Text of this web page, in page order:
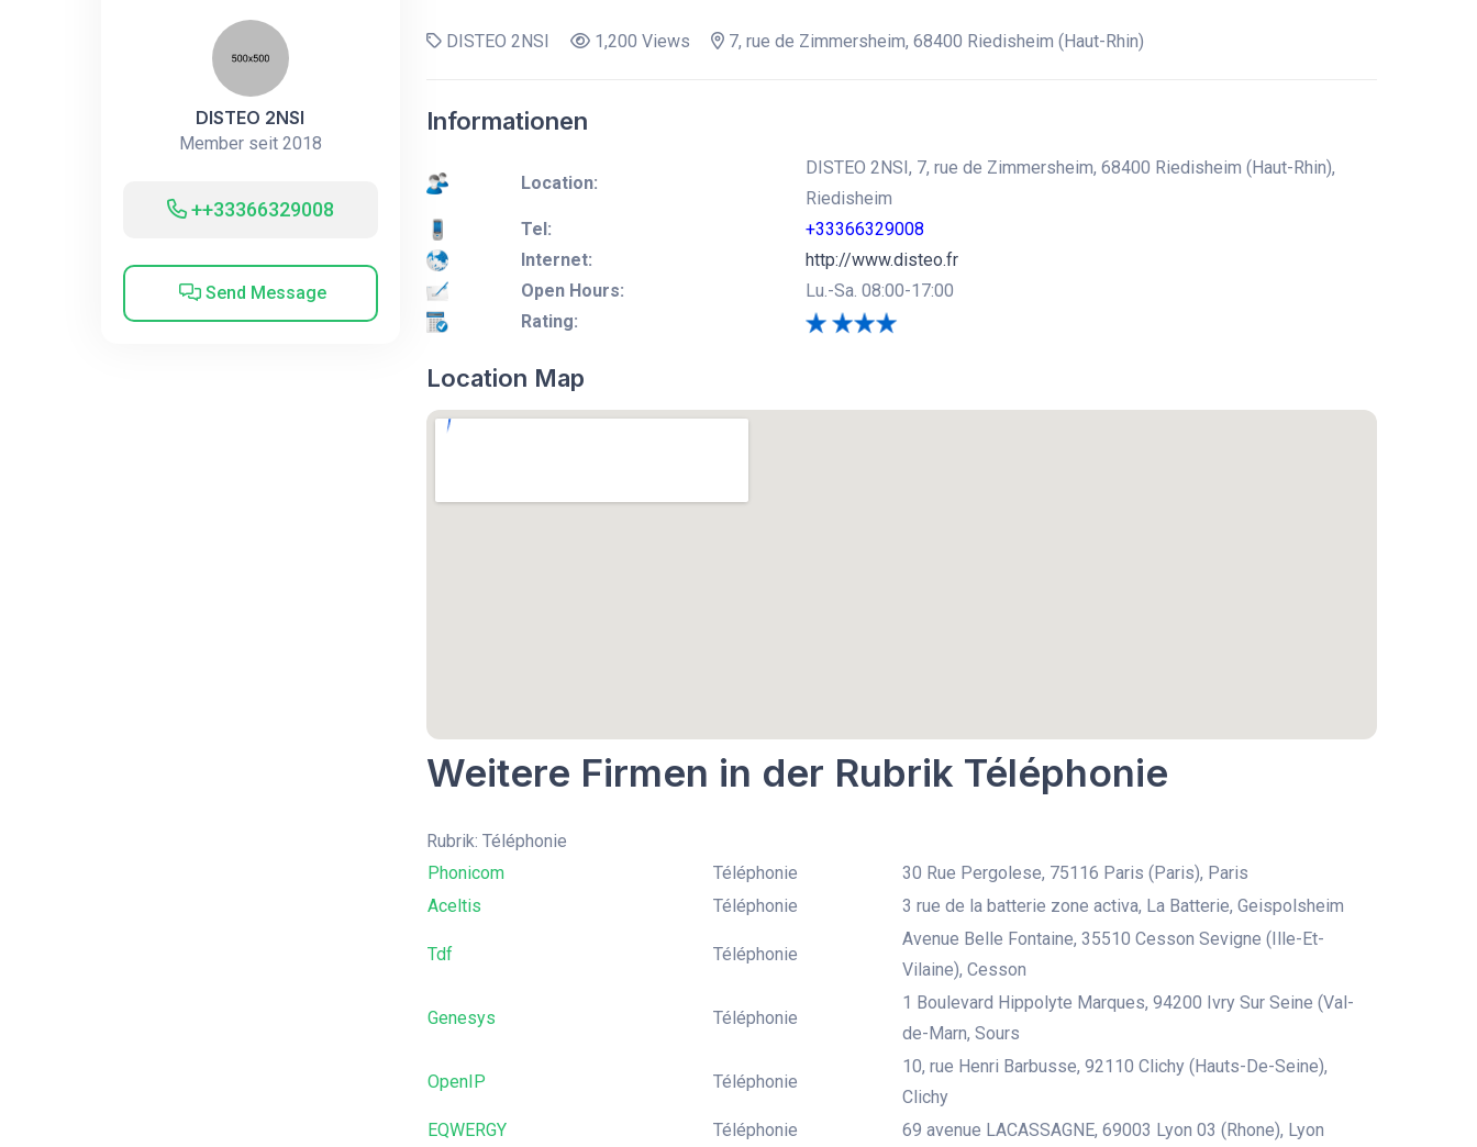
DISTEO 2NSI
Member seit 2018
++33366329008
Send Message
DISTEO 2NSI 1,200 Views 7, rue de Zimmersheim, 68400 Riedisheim (Haut-Rhin)
Informationen
Location:
DISTEO 2NSI, 7, rue de Zimmersheim, 68400 Riedisheim (Haut-Rhin),
Riedisheim
Tel:
+33366329008
Internet:
http://www.disteo.fr
Open Hours:
Lu.-Sa. 08:00-17:00
Rating:
Location Map
Weitere Firmen in der Rubrik Téléphonie
Rubrik: Téléphonie
Phonicom
Téléphonie
30 Rue Pergolese, 75116 Paris (Paris), Paris
Aceltis
Téléphonie 3 rue de la batterie zone activa, La Batterie, Geispolsheim
Tdf Téléphonie
Avenue Belle Fontaine, 35510 Cesson Sevigne (Ille-Et-
Vilaine), Cesson
Genesys Téléphonie
1 Boulevard Hippolyte Marques, 94200 Ivry Sur Seine (Val-
de-Marn, Sours
OpenIP Téléphonie
10, rue Henri Barbusse, 92110 Clichy (Hauts-De-Seine),
Clichy
EQWERGY
Téléphonie
69 avenue LACASSAGNE, 69003 Lyon 03 (Rhone), Lyon